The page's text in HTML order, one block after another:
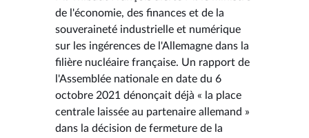
de l'économie, des finances et de la
souveraineté industrielle et numérique
sur les ingérences de l'Allemagne dans la
filière nucléaire française. Un rapport de
l'Assemblée nationale en date du 6
octobre 2021 dénonçait déjà « la place
centrale laissée au partenaire allemand »
dans la décision de fermeture de la